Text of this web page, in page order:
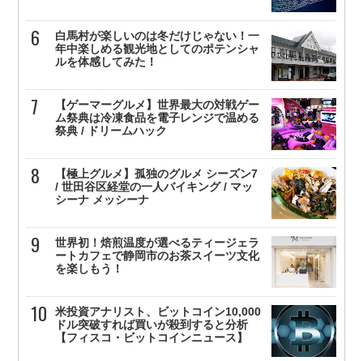
白馬村が楽しいのは冬だけじゃない！一
年中楽しめる観光地としてのポテンシャ
ルを体感してみた！
【ゲーマーグルメ】世界最大の対戦ゲー
ム祭典は冷凍食品を電子レンジで温める
祭典 / ドリームハック
【極上グルメ】孤独のグルメ シーズン7
/ 世田谷区経堂の一人バイキング / マッ
シーナ メッシーナ
世界初！焙煎温度が選べるティージェラ
ートカフェで静岡市のお茶スイーツ文化
を楽しもう！
米投資アナリスト、ビットコイン10,000
ドル突破すれば買いが殺到すると分析
【フィスコ・ビットコインニュース】